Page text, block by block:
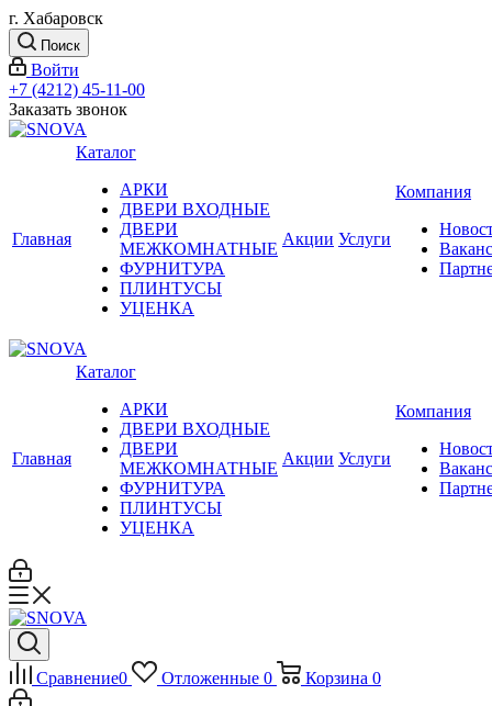
г. Хабаровск
Поиск
Войти
+7 (4212) 45-11-00
Заказать звонок
Главная
Каталог
АРКИ
ДВЕРИ ВХОДНЫЕ
ДВЕРИ
МЕЖКОМНАТНЫЕ
ФУРНИТУРА
ПЛИНТУСЫ
УЦЕНКА
Акции Услуги
Компания
Главная
Каталог
АРКИ
ДВЕРИ ВХОДНЫЕ
ДВЕРИ
МЕЖКОМНАТНЫЕ
ФУРНИТУРА
ПЛИНТУСЫ
УЦЕНКА
Акции Услуги
Компания
Сравнение0 Отложенные 0 Корзина 0